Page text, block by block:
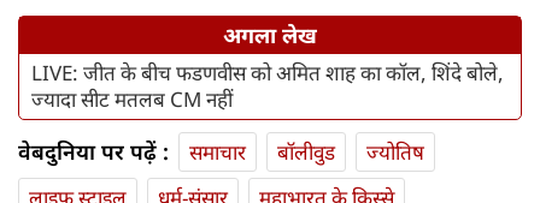
अगला लेख
LIVE: जीत के बीच फडणवीस को अमित शाह का कॉल, शिंदे बोले,
ज्यादा सीट मतलब CM नहीं
वेबदुनिया पर पढ़ें : समाचार बॉलीवुड
ज्योतिष